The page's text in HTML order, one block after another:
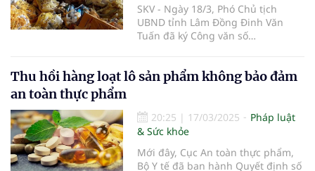
SKV - Ngày 18/3, Phó Chủ tịch
UBND tỉnh Lâm Đồng Đinh Văn
Tuấn đã ký Công văn số
UBND các huyện, thành phố về
viên cơ sở y tế.
Thu hồi hàng loạt lô sản phẩm không bảo đảm
an toàn thực phẩm
20:25 | 17/03/2025
Pháp luật
& Sức khỏe
Mới đây, Cục An toàn thực phẩm,
Bộ Y tế đã ban hành Quyết định số